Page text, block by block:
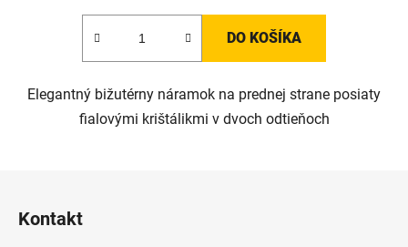
DO KOŠÍKA
Elegantný bižutérny náramok na prednej strane posiaty
fialovými krištálikmi v dvoch odtieňoch
Kontakt